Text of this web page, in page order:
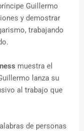
Guillermo
y demostrar
trabajando
muestra el
lanza su
al trabajo que
de personas